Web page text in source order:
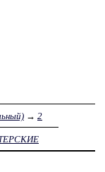
→ 2